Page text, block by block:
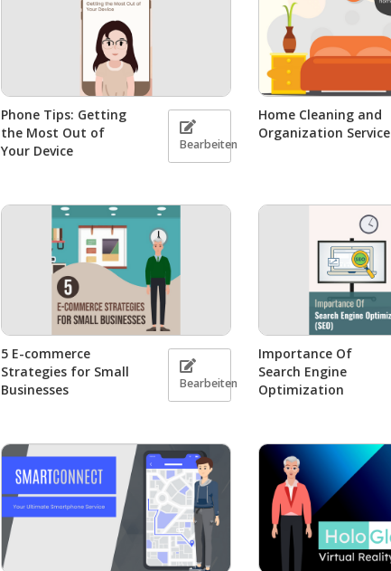
Phone Tips: Getting
the Most Out of
Your Device
Bearbeiten
Home Cleaning and
Organization Service
5 E-commerce
Strategies for Small
Businesses
Bearbeiten
Importance Of
Search Engine
Optimization